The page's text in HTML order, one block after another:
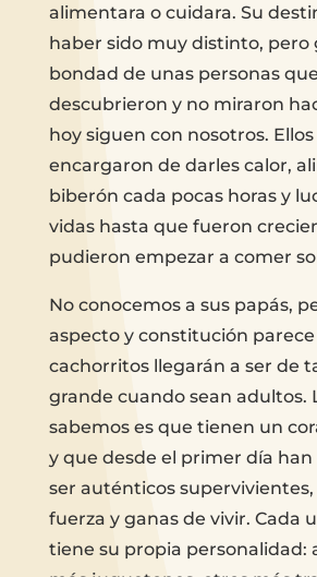
alimentara o cuidara. Su
haber sido muy distinto, pero
bondad de unas personas
descubrieron y no miraron
hoy siguen con nosotros. Ellos
encargaron de darles calor,
biberón cada pocas horas y
vidas hasta que fueron
pudieron empezar a comer
No conocemos a sus papás,
aspecto y constitución
cachorritos llegarán a ser de
grande cuando sean adultos.
sabemos es que tienen un
y que desde el primer día
ser auténticos supervivientes,
fuerza y ganas de vivir. Cada
tiene su propia personalidad: